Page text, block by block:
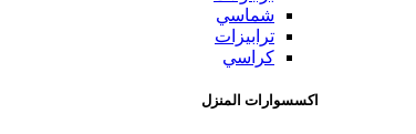
شماسي
ترابيزات
كراسي
اكسسوارات المنزل